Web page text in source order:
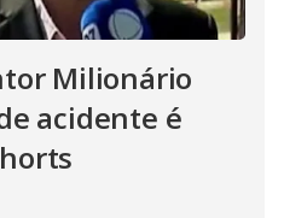
Milionário
acidente é